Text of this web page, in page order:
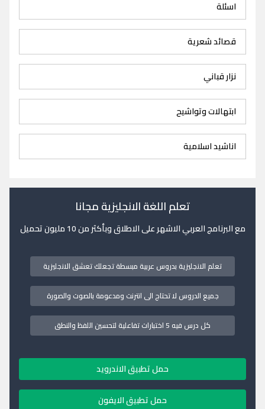
اسئلة
قصائد شعرية
نزار قباني
ابتهالات وتواشيح
اناشيد اسلامية
تعلم اللغة الانجليزية مجانا
مع البرنامج العربي الاشهر على الاطلاق وبأكثر من 10 مليون تحميل
تعلم الانجليزية بدروس عربية مبسطة تجعلك تعشق الانجليزية
جميع الدروس لا تحتاج الى انترنت ومدعومة بالصوت والصورة
كل درس فيه 5 اختبارات تفاعلية لتحسين اللفظ والنطق
حمل تطبيق الاندرويد
حمل تطبيق الايفون